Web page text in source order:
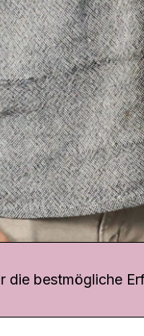
bestmögliche